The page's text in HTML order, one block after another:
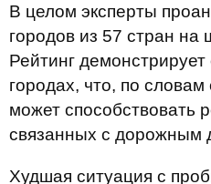
В целом эксперты
городов из 57 стран на
Рейтинг
городах, что, по словам
может способствовать
связанных с дорожным
Худшая ситуация с